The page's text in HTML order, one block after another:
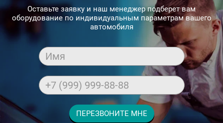
Оставьте заявку и наш менеджер подберет вам
оборудование по индивидуальным параметрам вашего
автомобиля
Имя
+7 (999) 999-88-88
ПЕРЕЗВОНИТЕ МНЕ